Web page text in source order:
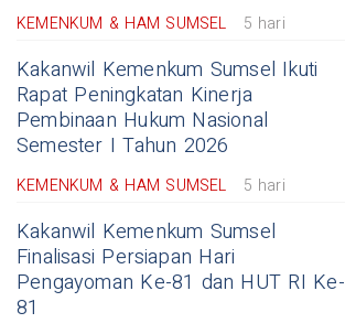
KEMENKUM & HAM SUMSEL 5 hari
Kakanwil Kemenkum Sumsel Ikuti
Rapat Peningkatan Kinerja
Pembinaan Hukum Nasional
Semester I Tahun 2026
KEMENKUM & HAM SUMSEL 5 hari
Kakanwil Kemenkum Sumsel
Finalisasi Persiapan Hari
Pengayoman Ke-81 dan HUT RI Ke-
81